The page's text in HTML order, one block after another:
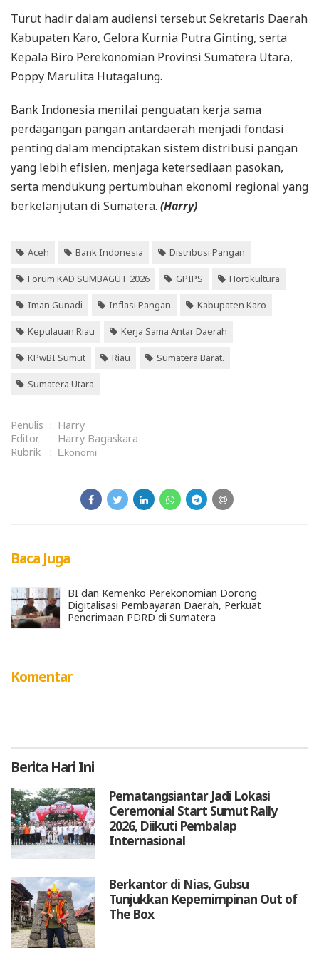
Turut hadir dalam audiensi tersebut Sekretaris Daerah
Kabupaten Karo, Gelora Kurnia Putra Ginting, serta
Kepala Biro Perekonomian Provinsi Sumatera Utara,
Poppy Marulita Hutagalung.
Bank Indonesia menilai penguatan kerja sama
perdagangan pangan antardaerah menjadi fondasi
penting dalam menciptakan sistem distribusi pangan
yang lebih efisien, menjaga ketersediaan pasokan,
serta mendukung pertumbuhan ekonomi regional yang
berkelanjutan di Sumatera. (Harry)
Aceh Bank Indonesia Distribusi Pangan
Forum KAD SUMBAGUT 2026 GPIPS Hortikultura
Iman Gunadi Inflasi Pangan Kabupaten Karo
Kepulauan Riau Kerja Sama Antar Daerah
KPwBI Sumut Riau Sumatera Barat.
Sumatera Utara
Penulis : Harry
Editor
: Harry Bagaskara
Rubrik
: Ekonomi
Baca Juga
BI dan Kemenko Perekonomian Dorong
Digitalisasi Pembayaran Daerah, Perkuat
Penerimaan PDRD di Sumatera
Komentar
Berita Hari Ini
Pematangsiantar Jadi Lokasi
Ceremonial Start Sumut Rally
2026, Diikuti Pembalap
Internasional
Berkantor di Nias, Gubsu
Tunjukkan Kepemimpinan Out of
The Box